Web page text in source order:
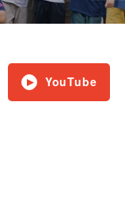
YouTube